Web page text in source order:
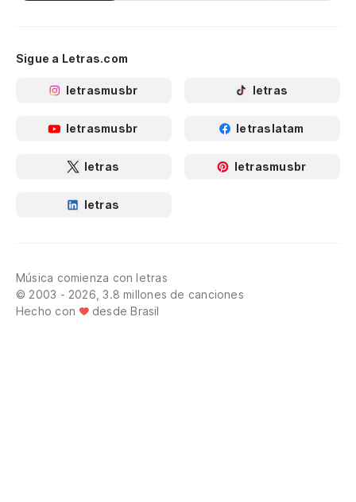
Sigue a Letras.com
letrasmusbr letras
letrasmusbr letraslatam
letras letrasmusbr
letras
Música comienza con letras
© 2003 - 2026, 3.8 millones de canciones
Hecho con
desde Brasil